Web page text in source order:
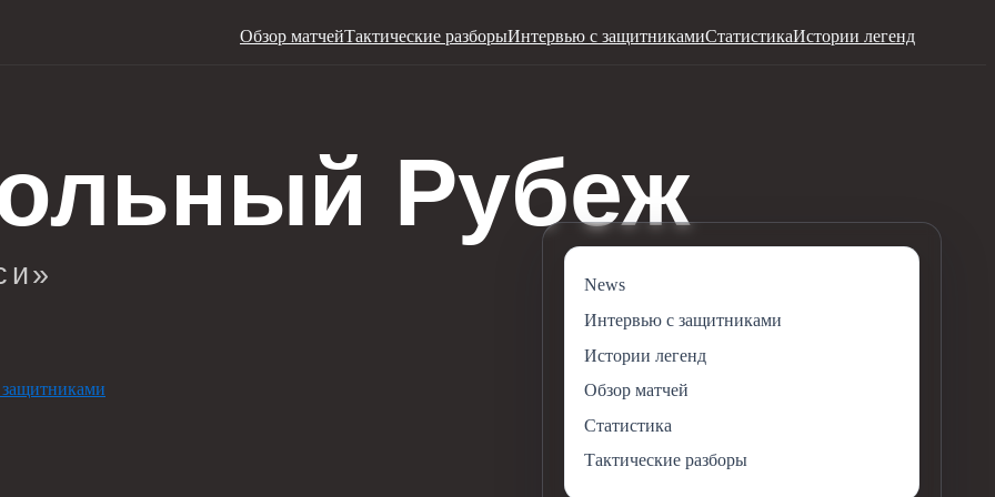
Обзор матчейТактические разборыИнтервью с защитникамиСтатистикаИстории легенд
News
Интервью с защитниками
Истории легенд
Обзор матчей
Статистика
Тактические разборы